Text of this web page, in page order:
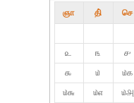
ஞா தி் செ
௨
௩ ௪
௯
௰ ௰௧
௰௬
௰௭ ௰௮